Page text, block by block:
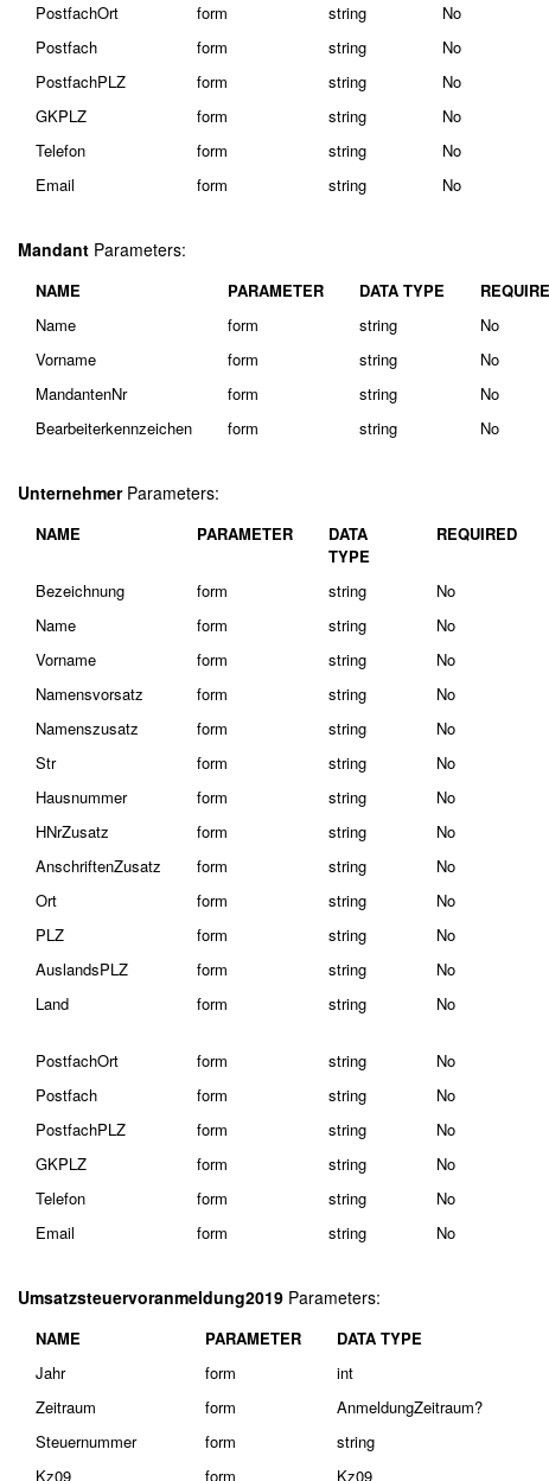
PostfachOrt
form string No
Postfach
form string No
PostfachPLZ
form string No
GKPLZ
form string No
Telefon
form string No
Email
form string No
Mandant Parameters:
NAME PARAMETER DATA TYPE
Name
form string No
Vorname
form string No
MandantenNr
form string No
Bearbeiterkennzeichen
form string No
UnternehmerParameters:
NAME PARAMETER
DATA
TYPE
REQUIRED
Bezeichnung form string No
Name
form string No
Vorname
form string No
Namensvorsatz
form string No
Namenszusatz
form string No
Str
form string No
Hausnummer
form string No
HNrZusatz
form string No
AnschriftenZusatz
form string No
Ort
form string No
PLZ
form string No
AuslandsPLZ
form string No
Land
form string No
PostfachOrt
form string No
Postfach
form string No
PostfachPLZ
form string No
GKPLZ
form string No
Telefon
form string No
Email
form string No
Umsatzsteuervoranmeldung2019 Parameters:
NAME PARAMETER DATA TYPE
Jahr
form int
Zeitraum
form AnmeldungZeitraum?
Steuernummer
form string
Kz09
form Kz09